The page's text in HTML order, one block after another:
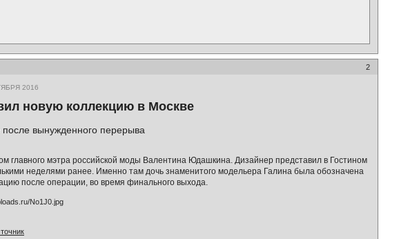
2
2016
новую коллекцию в Москве
после вынужденного перерыва
мэтра российской моды Валентина Юдашкина. Дизайнер представил в Гостином
неделями ранее. Именно там дочь знаменитого модельера Галина была обозначена
после операции, во время финального выхода.